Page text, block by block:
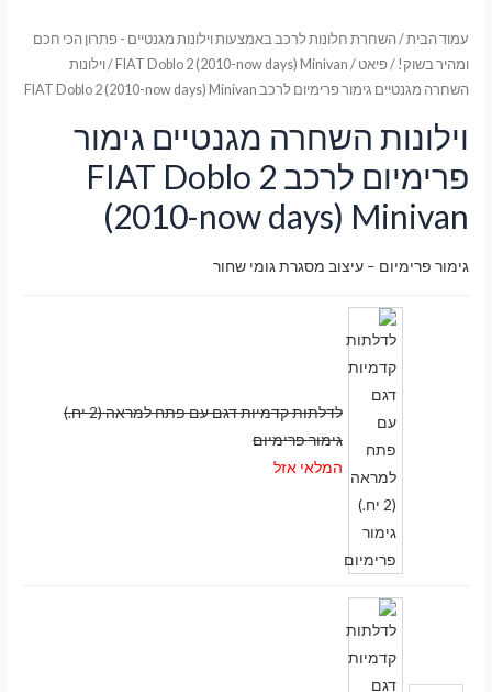
עמוד הבית/השחרת חלונות לרכב באמצעות וילונות מגנטיים - פתרון הכי חכם
ומהיר בשוק! /פיאט /
FIAT Doblo 2 (2010-now days) Minivan / וילונות
השחרה מגנטיים גימור פרימיום לרכב FIAT Doblo 2 (2010-now days) Minivan
וילונות השחרה מגנטיים גימור
פרימיום לרכב FIAT Doblo 2
(2010-now days) Minivan
גימור פרימיום – עיצוב מסגרת גומי שחור
לדלתות קדמיות דגם עם פתח למראה (2 יח.)
גימור פרימיום
המלאי אזל